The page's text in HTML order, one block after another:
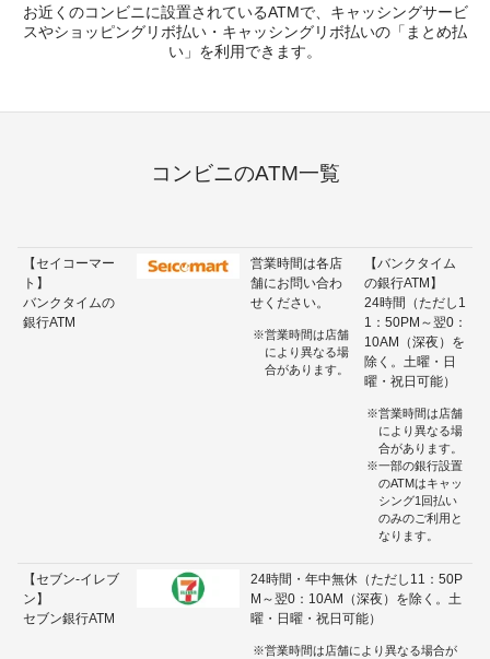
お客様サポート
法人のお客様
加盟店のお客様
お近くのコンビニに設置されているATMで、キャッシングサービ
スやショッピングリボ払い・キャッシングリボ払いの「まとめ払
い」を利用できます。
コンビニのATM一覧
【セイコーマー
ト】
バンクタイムの
銀行ATM
営業時間は各店
舗にお問い合わ
せください。
営業時間は店舗
により異なる場
合があります。
【バンクタイム
の銀行ATM】
24時間（ただし1
1：50PM～翌0：
10AM（深夜）を
除く。土曜・日
曜・祝日可能）
営業時間は店舗
により異なる場
合があります。
一部の銀行設置
のATMはキャッ
シング1回払い
のみのご利用と
なります。
【セブン-イレブ
ン】
セブン銀行ATM
24時間・年中無休（ただし11：50P
M～翌0：10AM（深夜）を除く。土
曜・日曜・祝日可能）
営業時間は店舗により異なる場合が